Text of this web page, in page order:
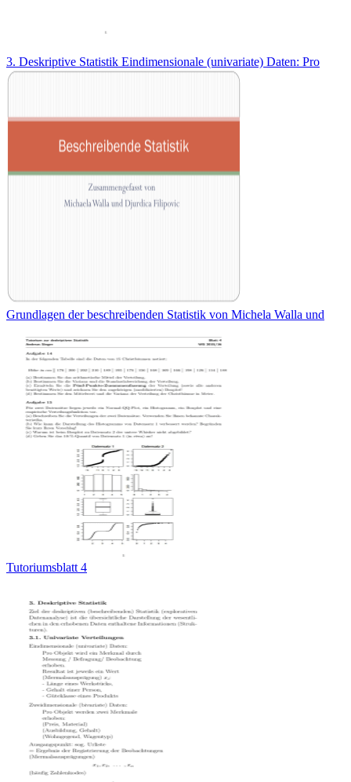
3. Deskriptive Statistik Eindimensionale (univariate) Daten: Pro
Grundlagen der beschreibenden Statistik von Michela Walla und
Tutoriumsblatt 4